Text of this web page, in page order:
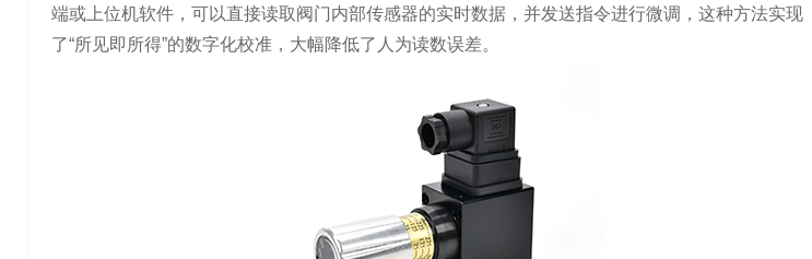
端或上位机软件，可以直接读取阀门内部传感器的实时数据，并发送指令进行微调，这种方法实现
了“所见即所得”的数字化校准，大幅降低了人为读数误差。